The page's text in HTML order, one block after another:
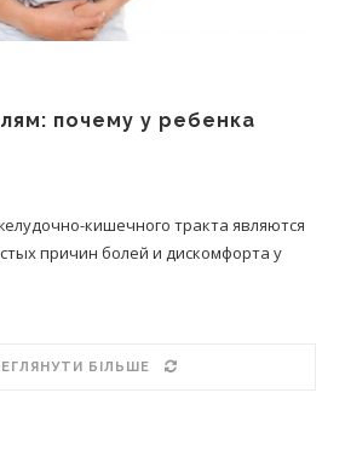
почему у ребенка
кишечного тракта являются
причин болей и дискомфорта у
БІЛЬШЕ